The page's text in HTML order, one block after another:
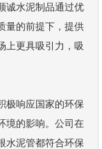
诚水泥制品通过优
量的前提下，提供
上更具吸引力，吸
极响应国家的环保
境的影响。公司在
水泥管都符合环保